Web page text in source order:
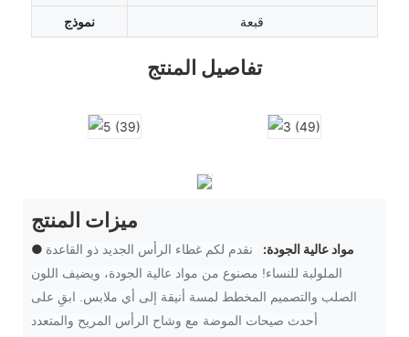
نموذج
قبعة
تفاصيل المنتج
ميزات المنتج
● مواد عالية الجودة:
نقدم لكم غطاء الرأس الجديد ذو القاعدة
الملولبة للنساء! مصنوع من مواد عالية الجودة، ويضيف اللون
الصلب والتصميم المخطط لمسة أنيقة إلى أي ملابس. ابقِ على
أحدث صيحات الموضة مع وشاح الرأس المريح والمتعدد